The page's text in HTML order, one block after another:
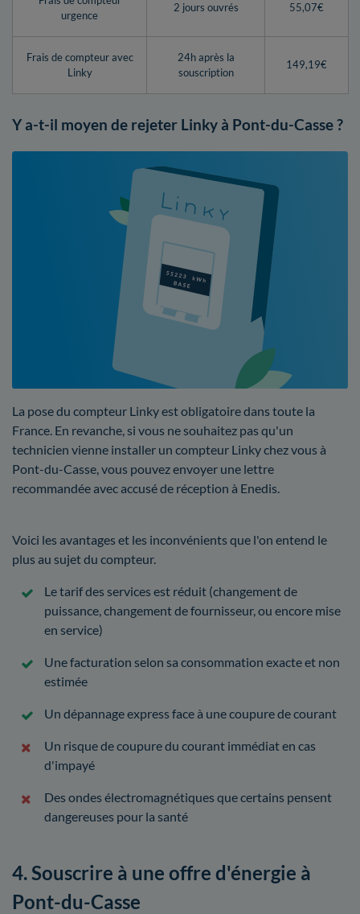
urgence
2 jours ouvrés 55,07€
Frais de compteur avec
Linky
24h après la
souscription
149,19€
Y a-t-il moyen de rejeter Linky à Pont-du-Casse ?
La pose du compteur Linky est obligatoire dans toute la
France. En revanche, si vous ne souhaitez pas qu'un
technicien vienne installer un compteur Linky chez vous à
Pont-du-Casse, vous pouvez envoyer une lettre
recommandée avec accusé de réception à Enedis.
Voici les avantages et les inconvénients que l'on entend le
plus au sujet du compteur.
Le tarif des services est réduit (changement de
puissance, changement de fournisseur, ou encore mise
en service)
Une facturation selon sa consommation exacte et non
estimée
Un dépannage express face à une coupure de courant
Un risque de coupure du courant immédiat en cas
d'impayé
Des ondes électromagnétiques que certains pensent
dangereuses pour la santé
4. Souscrire à une offre d'énergie à
Pont-du-Casse